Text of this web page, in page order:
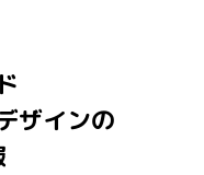
ザインの